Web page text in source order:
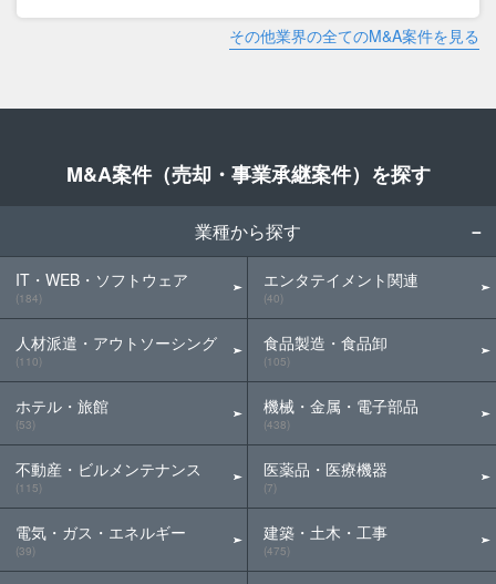
その他業界の全てのM&A案件を見る
M&A案件（売却・事業承継案件）を探す
業種から探す
IT・WEB・ソフトウェア
(184)
人材派遣・アウトソーシング
(110)
ホテル・旅館
(53)
不動産・ビルメンテナンス
(115)
電気・ガス・エネルギー
(39)
エンタテイメント関連
(40)
食品製造・食品卸
(105)
機械・金属・電子部品
(438)
医薬品・医療機器
(7)
建築・土木・工事
(475)